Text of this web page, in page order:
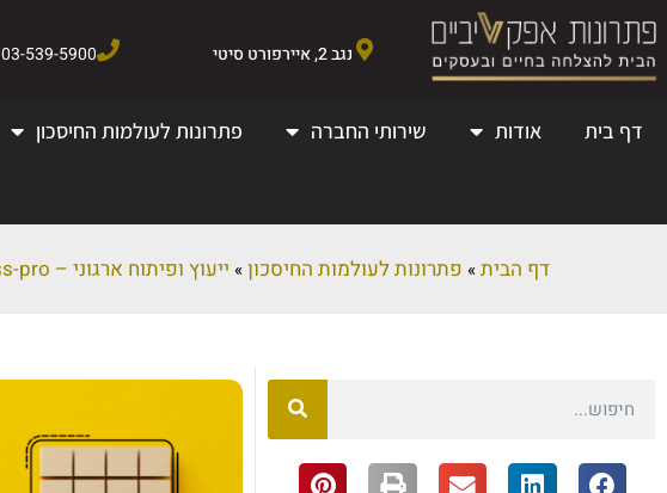
נגב 2, איירפורט סיטי 03-539-5900
דף בית אודות שירותי החברה פתרונות לעולמות החיסכון
דף הבית» פתרונות לעולמות החיסכון» ייעוץ ופיתוח ארגוני – Succsess-pro